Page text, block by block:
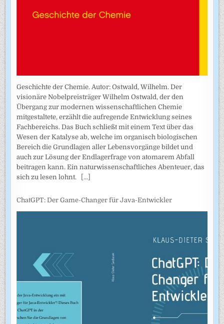
Geschichte der Chemie. Autor: Ostwald, Wilhelm. Der
visionäre Nobelpreisträger Wilhelm Ostwald, der den
Übergang zur modernen wissenschaftlichen Chemie
mitgestaltete, erzählt die aufregende Entwicklung seines
Fachbereichs. Das Buch schließt mit einem Text über das
Wesen der Katalyse ab, welche im organisch biologischen
Bereich die Grundlagen aller Lebensvorgänge bildet und
auch zur Lösung der Endlagerfrage von atomarem Abfall
beitragen kann. Ein naturwissenschaftliches Abenteuer, das
sich zu lesen lohnt.
[...]
ChatGPT: Der Game-Changer für Java-Entwickler